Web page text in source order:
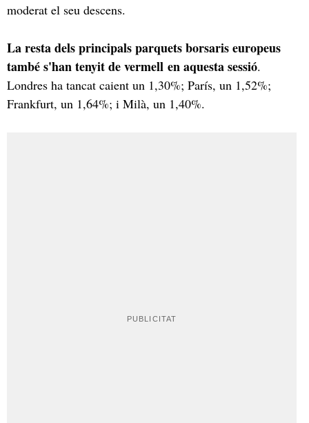
moderat el seu descens.
La resta dels principals parquets borsaris europeus
també s'han tenyit de vermell en aquesta sessió.
Londres ha tancat caient un 1,30%; París, un 1,52%;
Frankfurt, un 1,64%; i Milà, un 1,40%.